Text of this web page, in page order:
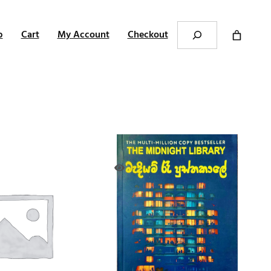
Cart My Account Checkout
Search